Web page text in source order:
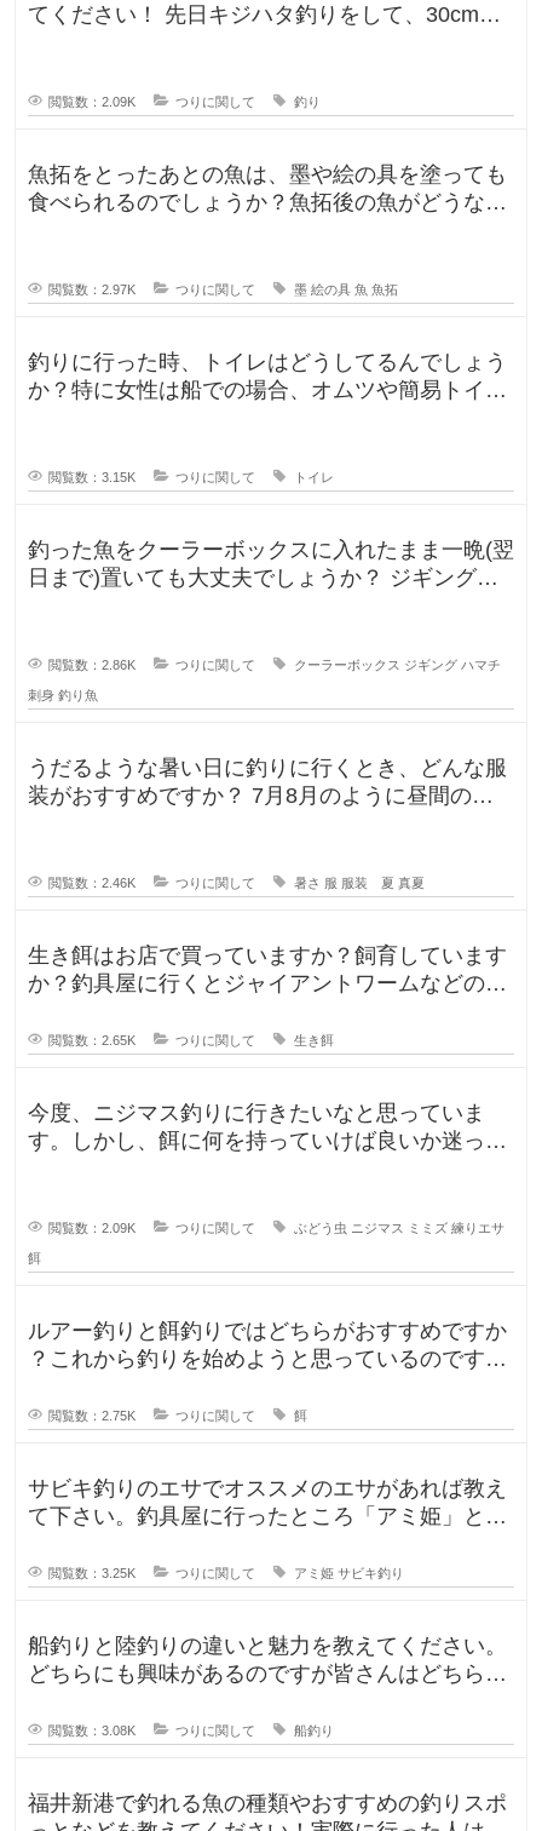
てください！ 先日キジハタ釣りをして、30cm台
閲覧数：2.09K つりに関して 釣り
魚拓をとったあとの魚は、墨や絵の具を塗っても
食べられるのでしょうか？魚拓後の魚がどうなる
閲覧数：2.97K つりに関して 墨 絵の具 魚 魚拓
釣りに行った時、トイレはどうしてるんでしょう
か？特に女性は船での場合、オムツや簡易トイレ
閲覧数：3.15K つりに関して トイレ
釣った魚をクーラーボックスに入れたまま一晩(翌
日まで)置いても大丈夫でしょうか？ ジギングに
閲覧数：2.86K つりに関して クーラーボックス ジギング ハマチ
刺身 釣り魚
うだるような暑い日に釣りに行くとき、どんな服
装がおすすめですか？ 7月8月のように昼間の気
閲覧数：2.46K つりに関して 暑さ 服 服装 夏 真夏
生き餌はお店で買っていますか？飼育しています
か？釣具屋に行くとジャイアントワームなどの生
閲覧数：2.65K つりに関して 生き餌
今度、ニジマス釣りに行きたいなと思っていま
す。しかし、餌に何を持っていけば良いか迷って
閲覧数：2.09K つりに関して ぶどう虫 ニジマス ミミズ 練りエサ
餌
ルアー釣りと餌釣りではどちらがおすすめですか
？これから釣りを始めようと思っているのです
閲覧数：2.75K つりに関して 餌
サビキ釣りのエサでオススメのエサがあれば教え
て下さい。釣具屋に行ったところ「アミ姫」とい
閲覧数：3.25K つりに関して アミ姫 サビキ釣り
船釣りと陸釣りの違いと魅力を教えてください。
どちらにも興味があるのですが皆さんはどちらが
閲覧数：3.08K つりに関して 船釣り
福井新港で釣れる魚の種類やおすすめの釣りスポ